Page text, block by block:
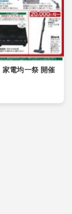
電均一祭 開催